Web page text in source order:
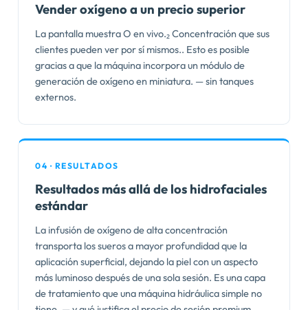
Vender oxígeno a un precio superior
La pantalla muestra O en vivo.₂ Concentración que sus
clientes pueden ver por sí mismos.. Esto es posible
gracias a que la máquina incorpora un módulo de
generación de oxígeno en miniatura. — sin tanques
externos.
04 · RESULTADOS
Resultados más allá de los hidrofaciales
estándar
La infusión de oxígeno de alta concentración
transporta los sueros a mayor profundidad que la
aplicación superficial, dejando la piel con un aspecto
más luminoso después de una sola sesión. Es una capa
de tratamiento que una máquina hidráulica simple no